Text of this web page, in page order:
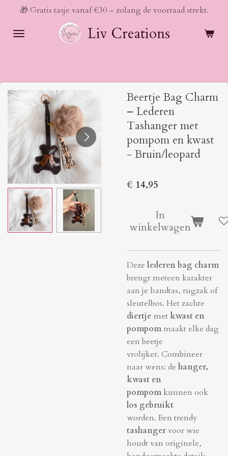
naar
Liv Creations
🎁 Gratis tasje vanaf €30 – zolang de voorraad strekt.
Beertje Bag Charm
– Lederen
Tashanger met
pompom en kwast
- Bruin/leopard
€ 14,95
In
winkelwagen
Deze lederen bag charm
brengt meteen karakter
aan je handtas, rugzak of
sleutelbos. Het zachte
diertje met kwast en
pompommaakt elke dag
een beetje
vrolijker. Combineer
naar wens: de hanger,
kwast en
pompomkunnen ook
los gebruikt
worden. Een trendy
tashangervoor wie
houdt van originele,